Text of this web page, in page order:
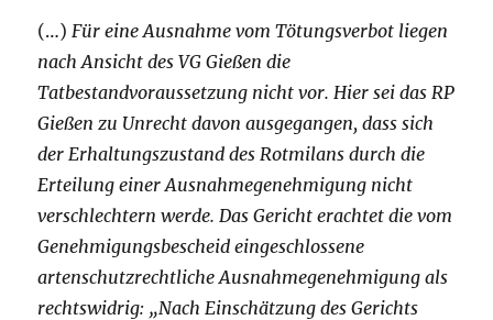
(…) Für eine Ausnahme vom Tötungsverbot liegen
nach Ansicht des VG Gießen die
Tatbestandvoraussetzung nicht vor. Hier sei das RP
Gießen zu Unrecht davon ausgegangen, dass sich
der Erhaltungszustand des Rotmilans durch die
Erteilung einer Ausnahmegenehmigung nicht
verschlechtern werde. Das Gericht erachtet die vom
Genehmigungsbescheid eingeschlossene
artenschutzrechtliche Ausnahmegenehmigung als
rechtswidrig: „Nach Einschätzung des Gerichts